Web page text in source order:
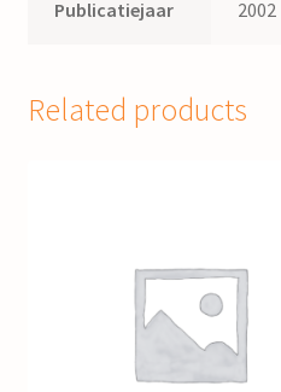
Publicatiejaar 2002
Related products